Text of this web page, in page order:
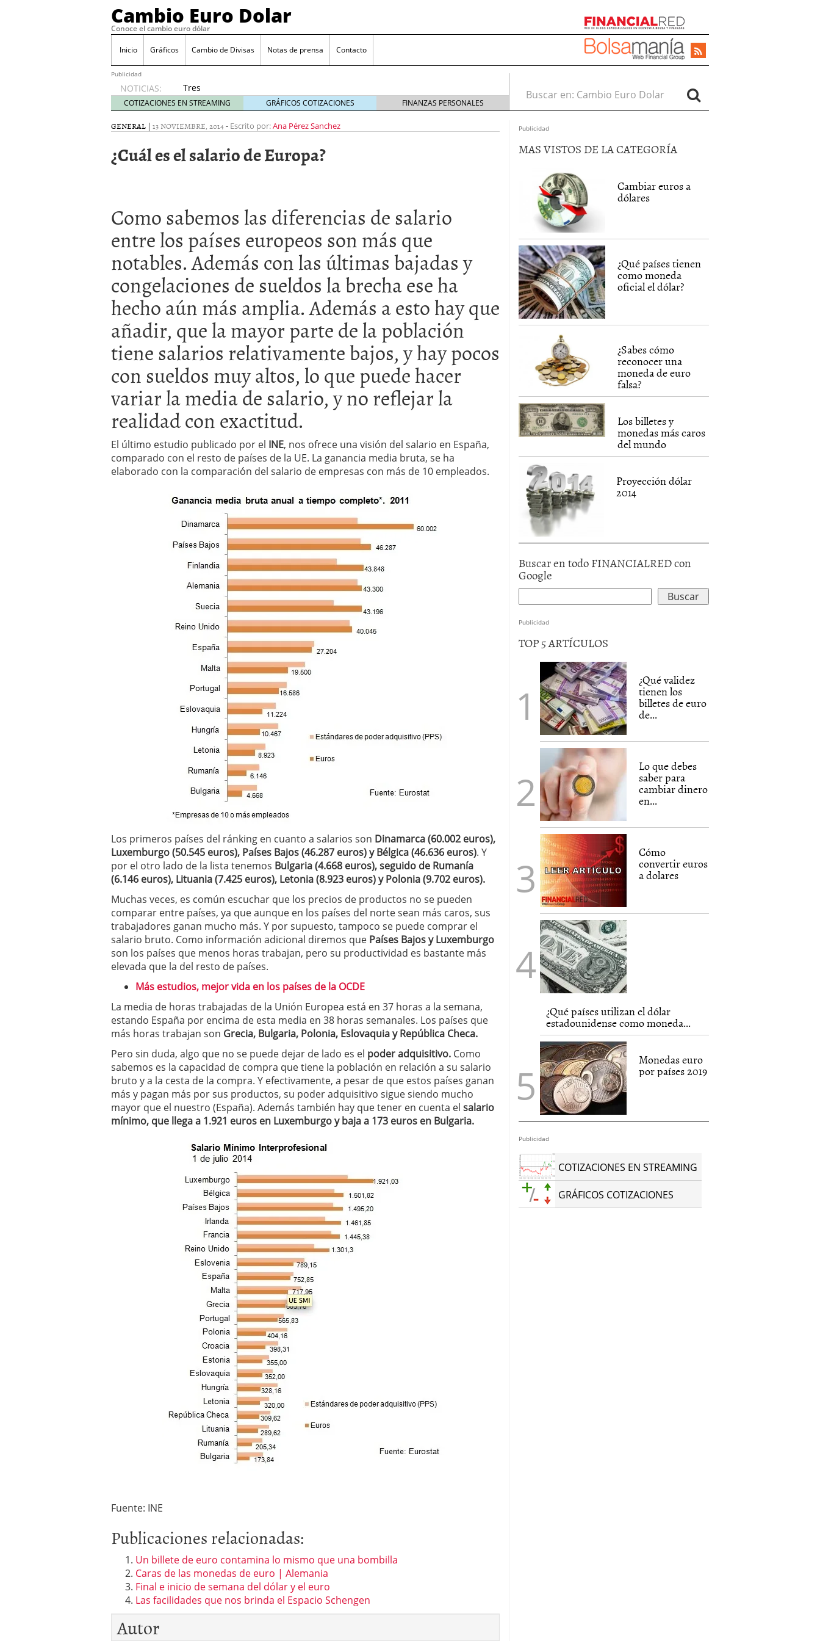
Cambio Euro Dolar
Conoce el cambio euro dólar
Inicio Gráficos Cambio de Divisas Notas de prensa Contacto
Publicidad
NOTICIAS:
Tres
escenarios
posibles
para el
según
las
26/01/2026
Informe de mercado: el euro se mantiene cerca de 1,174 USD tras rebote
del dólar 21/01/2026
Qué está moviendo hoy el cambio euro-dólar 17/01/2026
Contexto del dólar fuerte: próximos reportes de empleo de EE. UU. se
convierten en foco principal para el par EUR/USD 09/01/2026
El dólar vive su mayor caída anual desde 2017 mientras analistas esperan
más debilidad en 2026 05/01/2026
COTIZACIONES EN STREAMING GRÁFICOS COTIZACIONES FINANZAS PERSONALES
Buscar en:
GENERAL | 13 NOVIEMBRE, 2014- Escrito por:Ana Pérez Sanchez
¿Cuál es el salario de Europa?
Como sabemos las diferencias de salario
entre los países europeos son más que
notables. Además con las últimas bajadas y
congelaciones de sueldos la brecha ese ha
hecho aún más amplia. Además a esto hay que
añadir, que la mayor parte de la población
tiene salarios relativamente bajos, y hay pocos
con sueldos muy altos, lo que puede hacer
variar la media de salario, y no reflejar la
realidad con exactitud.
El último estudio publicado por el INE, nos ofrece una visión del salario en España,
comparado con el resto de países de la UE. La ganancia media bruta, se ha
elaborado con la comparación del salario de empresas con más de 10 empleados.
Los primeros países del ránking en cuanto a salarios son Dinamarca (60.002 euros),
Luxemburgo (50.545 euros), Países Bajos (46.287 euros) y Bélgica (46.636 euros). Y
por el otro lado de la lista tenemos Bulgaria (4.668 euros), seguido de Rumanía
(6.146 euros), Lituania (7.425 euros), Letonia (8.923 euros) y Polonia (9.702 euros).
Muchas veces, es común escuchar que los precios de productos no se pueden
comparar entre países, ya que aunque en los países del norte sean más caros, sus
trabajadores ganan mucho más. Y por supuesto, tampoco se puede comprar el
salario bruto. Como información adicional diremos que Países Bajos y Luxemburgo
son los países que menos horas trabajan, pero su productividad es bastante más
elevada que la del resto de países.
Más estudios, mejor vida en los países de la OCDE
La media de horas trabajadas de la Unión Europea está en 37 horas a la semana,
estando España por encima de esta media en 38 horas semanales. Los países que
más horas trabajan son Grecia, Bulgaria, Polonia, Eslovaquia y República Checa.
Pero sin duda, algo que no se puede dejar de lado es el poder adquisitivo. Como
sabemos es la capacidad de compra que tiene la población en relación a su salario
bruto y a la cesta de la compra. Y efectivamente, a pesar de que estos países ganan
más y pagan más por sus productos, su poder adquisitivo sigue siendo mucho
mayor que el nuestro (España). Además también hay que tener en cuenta el salario
mínimo, que llega a 1.921 euros en Luxemburgo y baja a 173 euros en Bulgaria.
Fuente: INE
Publicaciones relacionadas:
Un billete de euro contamina lo mismo que una bombilla
Caras de las monedas de euro | Alemania
Final e inicio de semana del dólar y el euro
Las facilidades que nos brinda el Espacio Schengen
Autor
Publicidad
MAS VISTOS DE LA CATEGORÍA
Cambiar euros a
dólares
¿Qué países tienen
como moneda
oficial el dólar?
¿Sabes cómo
reconocer una
moneda de euro
falsa?
Los billetes y
monedas más caros
del mundo
Proyección dólar
2014
Buscar en todo FINANCIALRED con
Google
Publicidad
TOP 5 ARTÍCULOS
¿Qué validez
tienen los
billetes de euro
de...
Lo que debes
saber para
cambiar dinero
en...
Cómo
convertir euros
a dolares
¿Qué países utilizan el dólar
estadounidense como moneda...
Monedas euro
por países 2019
Publicidad
COTIZACIONES EN STREAMING
GRÁFICOS COTIZACIONES